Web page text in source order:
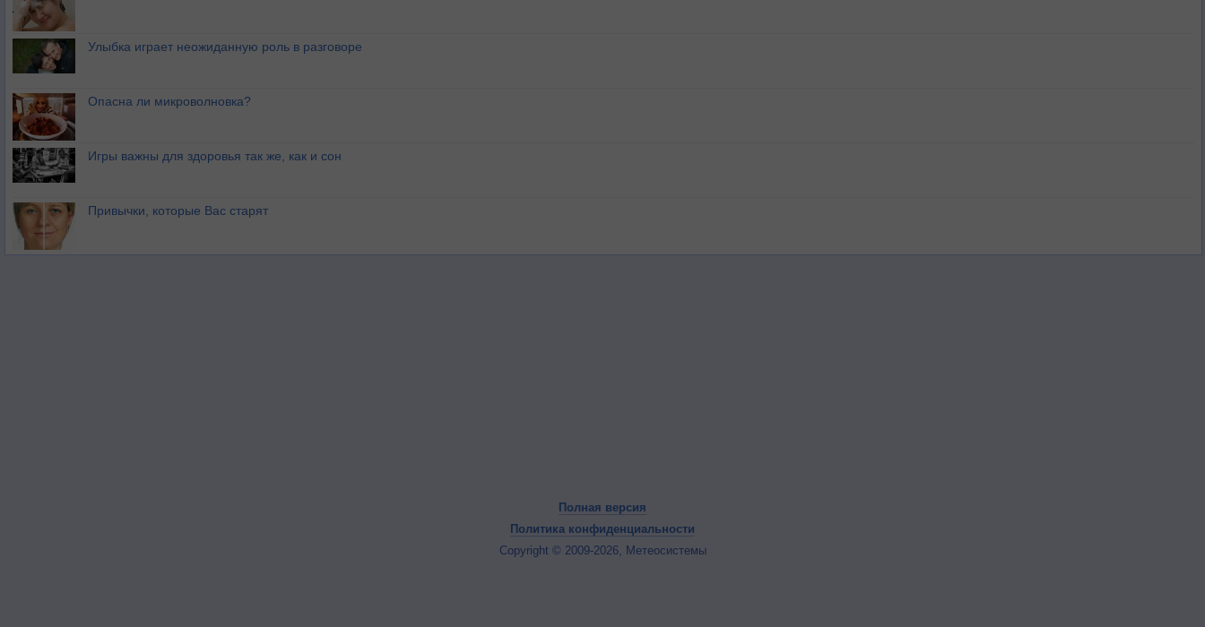
Улыбка играет неожиданную роль в разговоре
Опасна ли микроволновка?
Игры важны для здоровья так же, как и сон
Привычки, которые Вас старят
Полная версия
Политика конфиденциальности
Copyright © 2009-2026, Метеосистемы